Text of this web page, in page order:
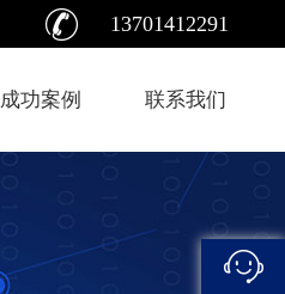
13701412291
成功案例 联系我们